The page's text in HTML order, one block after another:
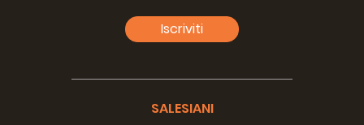
Iscriviti
SALESIANI